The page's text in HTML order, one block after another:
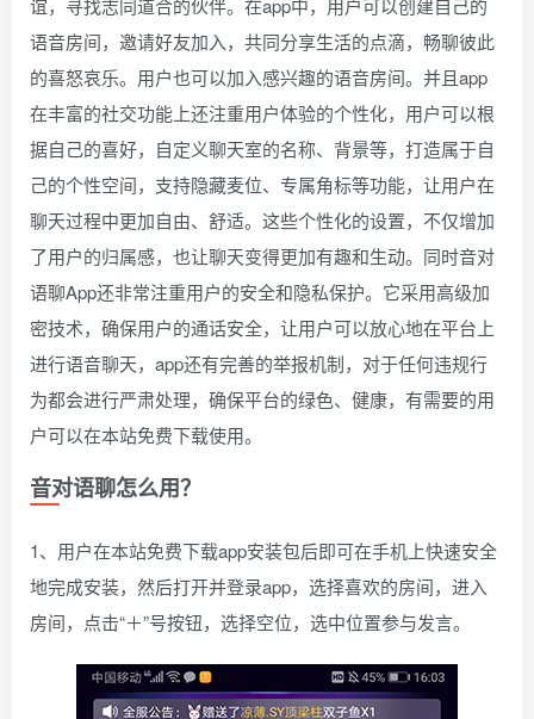
谊，寻找志同道合的伙伴。在app中，用户可以创建自己的
语音房间，邀请好友加入，共同分享生活的点滴，畅聊彼此
的喜怒哀乐。用户也可以加入感兴趣的语音房间。并且app
在丰富的社交功能上还注重用户体验的个性化，用户可以根
据自己的喜好，自定义聊天室的名称、背景等，打造属于自
己的个性空间，支持隐藏麦位、专属角标等功能，让用户在
聊天过程中更加自由、舒适。这些个性化的设置，不仅增加
了用户的归属感，也让聊天变得更加有趣和生动。同时音对
语聊App还非常注重用户的安全和隐私保护。它采用高级加
密技术，确保用户的通话安全，让用户可以放心地在平台上
进行语音聊天，app还有完善的举报机制，对于任何违规行
为都会进行严肃处理，确保平台的绿色、健康，有需要的用
户可以在本站免费下载使用。
音对语聊怎么用？
1、用户在本站免费下载app安装包后即可在手机上快速安全
地完成安装，然后打开并登录app，选择喜欢的房间，进入
房间，点击“＋”号按钮，选择空位，选中位置参与发言。